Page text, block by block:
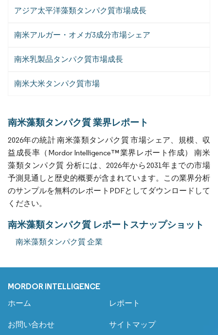
アジア太平洋藻類タンパク質市場成長
南米アルガー・オメガ3成分市場シェア
南米乳製品タンパク質市場成長
南米大米タンパク質市場
南米藻類タンパク質 業界レポート
2026年の統計 南米藻類タンパク質 市場シェア、規模、収
益成長率（Mordor Intelligence™業界レポート作成） 南米
藻類タンパク質 分析には、2026年から2031年までの市場
予測見通しと歴史的概要が含まれています。この業界分析
のサンプルを無料のレポートPDFとしてダウンロードして
ください。
南米藻類タンパク質 レポートスナップショット
南米藻類タンパク質 企業
MORDOR INTELLIGENCE
ホーム レポート
お問い合わせ サイトマップ